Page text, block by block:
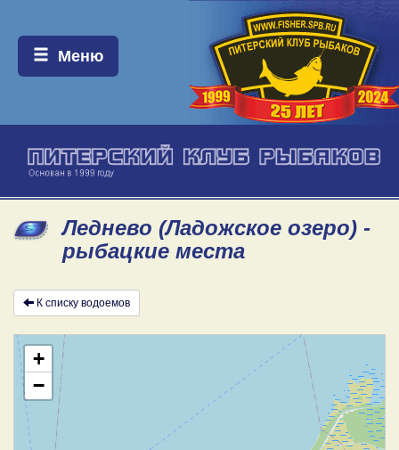
Меню:
Меню
Леднево (Ладожское озеро) -
рыбацкие места
К списку водоемов
+
−